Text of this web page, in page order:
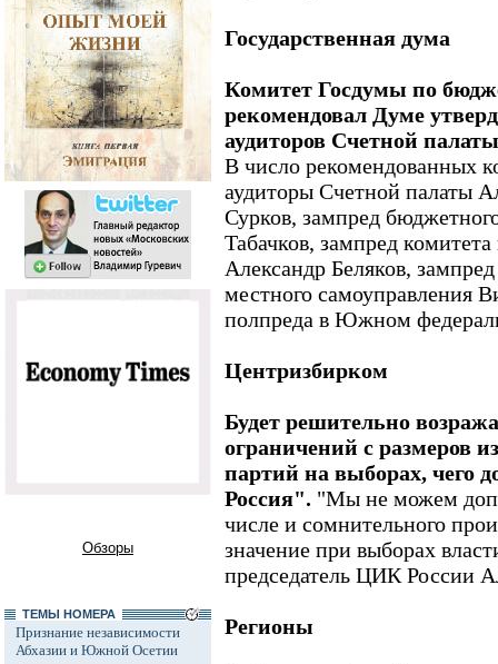
Обзоры
ТЕМЫ НОМЕРА
Признание независимости
Абхазии и Южной Осетии
Государственная дума
Комитет Госдумы по
рекомендовал Думе
аудиторов Счетной
В число рекомендованных
аудиторы Счетной палаты
Сурков, зампред
Табачков, зампред
Александр Беляков,
местного самоуправления
полпреда в Южном
Центризбирком
Будет решительно
ограничений с размеров
партий на выборах, чего
Россия". "Мы не можем
числе и сомнительного
значение при выборах
председатель ЦИК России
Регионы